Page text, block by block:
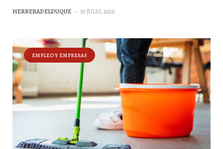
HERRERADELDUQUE - 29 JULIO, 2026
EMPLEO Y EMPRESAS